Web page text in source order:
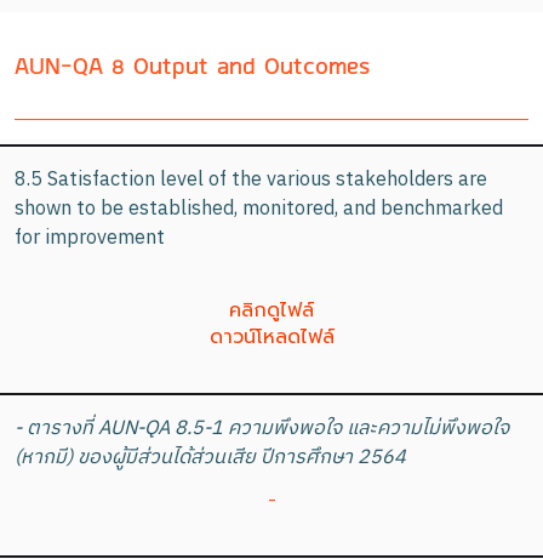
AUN-QA 8 Output and Outcomes
8.5 Satisfaction level of the various stakeholders are
shown to be established, monitored, and benchmarked
for improvement
คลิกดูไฟล์
ดาวน์โหลดไฟล์
- ตารางที่ AUN-QA 8.5-1 ความพึงพอใจ และความไม่พึงพอใจ
(หากมี) ของผู้มีส่วนได้ส่วนเสีย ปีการศึกษา 2564
-